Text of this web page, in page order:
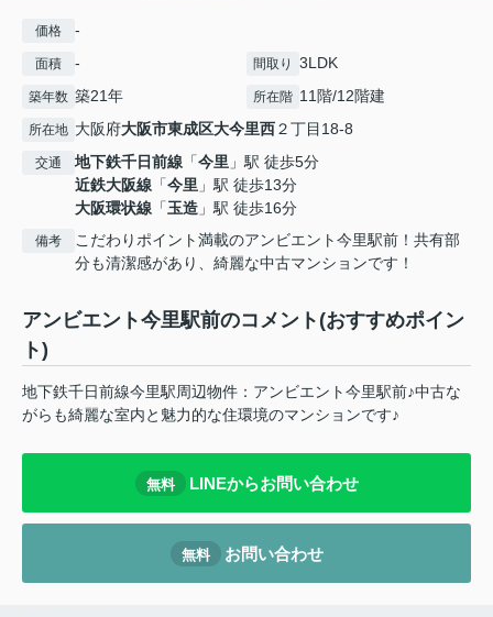
価格 -
面積 - 間取り 3LDK
築年数 築21年 所在階 11階/12階建
所在地 大阪府大阪市東成区大今里西２丁目18-8
交通 地下鉄千日前線 「今里 」駅 徒歩5分
近鉄大阪線 「今里 」駅 徒歩13分
大阪環状線 「玉造 」駅 徒歩16分
備考
こだわりポイント満載のアンビエント今里駅前！共有部
分も清潔感があり、綺麗な中古マンションです！
アンビエント今里駅前のコメント(おすすめポイン
ト)
地下鉄千日前線今里駅周辺物件：アンビエント今里駅前♪中古な
がらも綺麗な室内と魅力的な住環境のマンションです♪
無料 LINEからお問い合わせ
無料 お問い合わせ